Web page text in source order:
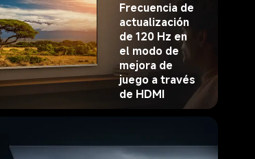
Frecuencia de
actualización
de 120 Hz en
el modo de
mejora de
juego a través
de HDMI